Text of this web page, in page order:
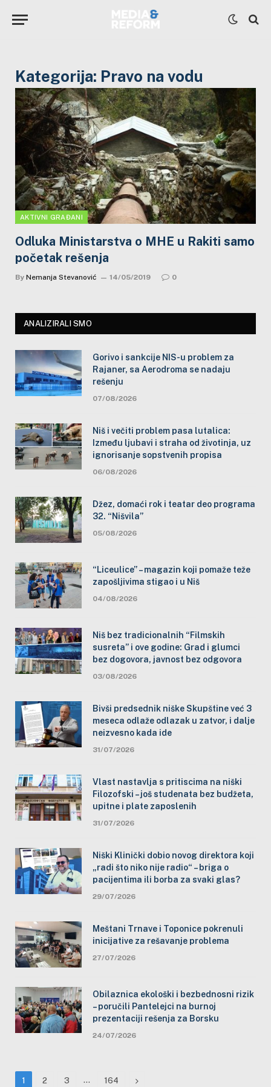
Kategorija: Pravo na vodu
AKTIVNI GRAĐANI
Odluka Ministarstva o MHE u Rakiti samo
početak rešenja
By Nemanja Stevanović 14/05/2019 0
ANALIZIRALI SMO
Gorivo i sankcije NIS-u problem za
Rajaner, sa Aerodroma se nadaju
rešenju
07/08/2026
Niš i večiti problem pasa lutalica:
Između ljubavi i straha od životinja, uz
ignorisanje sopstvenih propisa
06/08/2026
Džez, domaći rok i teatar deo programa
32. “Nišvila”
05/08/2026
“Liceulice” – magazin koji pomaže teže
zapošljivima stigao i u Niš
04/08/2026
Niš bez tradicionalnih “Filmskih
susreta” i ove godine: Grad i glumci
bez dogovora, javnost bez odgovora
03/08/2026
Bivši predsednik niške Skupštine već 3
meseca odlaže odlazak u zatvor, i dalje
neizvesno kada ide
31/07/2026
Vlast nastavlja s pritiscima na niški
Filozofski – još studenata bez budžeta,
upitne i plate zaposlenih
31/07/2026
Niški Klinički dobio novog direktora koji
„radi što niko nije radio“ – briga o
pacijentima ili borba za svaki glas?
29/07/2026
Meštani Trnave i Toponice pokrenuli
inicijative za rešavanje problema
27/07/2026
Obilaznica ekološki i bezbednosni rizik
– poručili Pantelejci na burnoj
prezentaciji rešenja za Borsku
24/07/2026
1 2 3 … 164 Next